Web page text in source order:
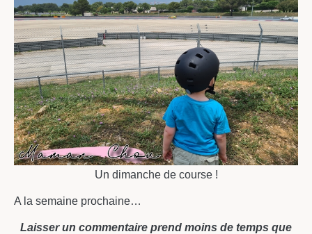
Un dimanche de course !
A la semaine prochaine…
Laisser un commentaire prend moins de temps que